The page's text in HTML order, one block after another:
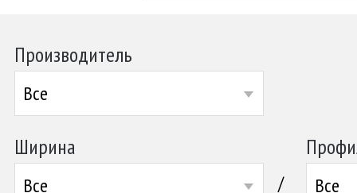
Производитель
Все
Ширина
Все / Все